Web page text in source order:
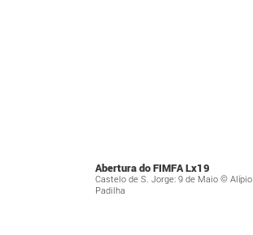
Abertura do FIMFA Lx19
Castelo de S. Jorge: 9 de Maio © Alípio
Padilha